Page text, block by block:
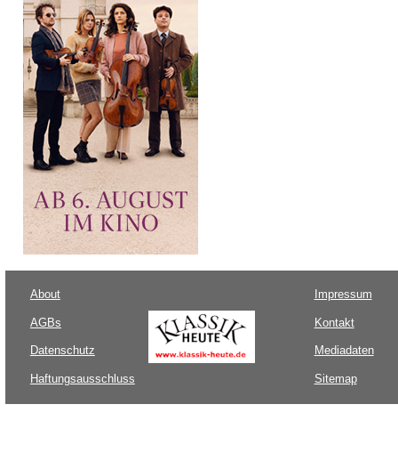
About
AGBs
Datenschutz
Haftungsausschluss
Impressum
Kontakt
Mediadaten
Sitemap